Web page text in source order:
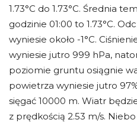
1.73°C do 1.73°C. Średnia
godzinie 01:00 to 1.73°C.
wyniesie około -1°C.
wyniesie jutro 999 hPa,
poziomie gruntu osiągnie
powietrza wyniesie jutro
sięgać 10000 m. Wiatr
z prędkością 2.53 m/s.